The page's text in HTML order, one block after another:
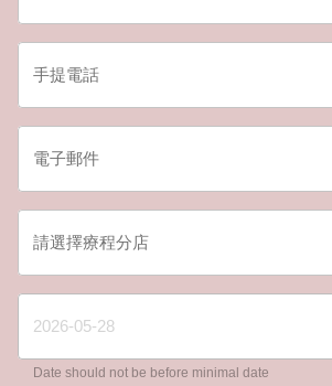
Date should not be before minimal date